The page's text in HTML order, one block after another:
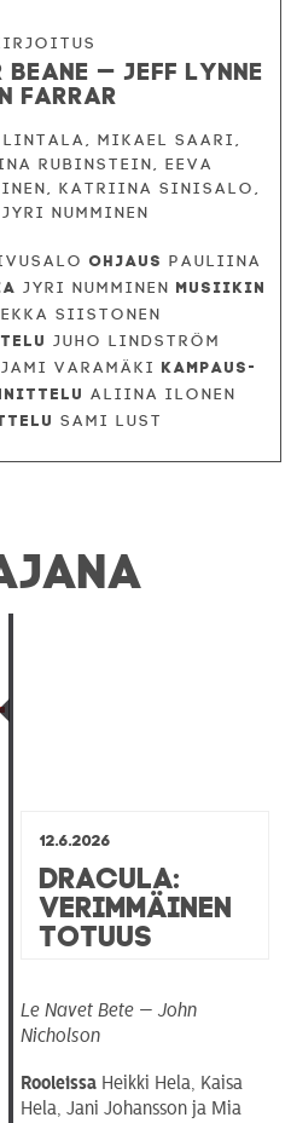
— Jeff Lynne
Farrar
Mikael Saari,
Rubinstein, Eeva
Katriina Sinisalo,
Numminen
Ohjaus Pauliina
Jyri Numminen Musiikin
Siistonen
Juho Lindström
Varamäki Kampaus-
Aliina Ilonen
Sami Lust
12.6.2026
Dracula:
Verimmäinen
totuus
Le Navet Bete — John
Nicholson
RooleissaHeikki Hela, Kaisa
Hela, Jani Johansson ja Mia